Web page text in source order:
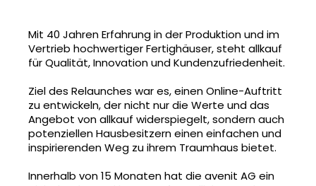
Mit 40 Jahren Erfahrung in der Produktion und im
Vertrieb hochwertiger Fertighäuser, steht allkauf
für Qualität, Innovation und Kundenzufriedenheit.
Ziel des Relaunches war es, einen Online-Auftritt
zu entwickeln, der nicht nur die Werte und das
Angebot von allkauf widerspiegelt, sondern auch
potenziellen Hausbesitzern einen einfachen und
inspirierenden Weg zu ihrem Traumhaus bietet.
Innerhalb von 15 Monaten hat die avenit AG ein